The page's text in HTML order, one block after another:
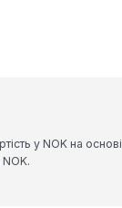
у NOK на основі